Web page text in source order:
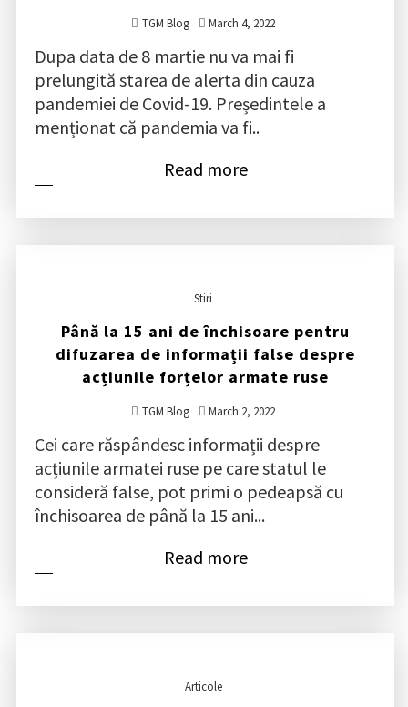
TGM Blog March 4, 2022
Dupa data de 8 martie nu va mai fi
prelungită starea de alerta din cauza
pandemiei de Covid-19. Președintele a
menționat că pandemia va fi..
Read more
Stiri
Până la 15 ani de închisoare pentru
difuzarea de informații false despre
acțiunile forțelor armate ruse
TGM Blog March 2, 2022
Cei care răspândesc informații despre
acțiunile armatei ruse pe care statul le
consideră false, pot primi o pedeapsă cu
închisoarea de până la 15 ani...
Read more
Articole